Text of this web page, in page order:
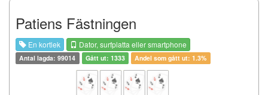
Patiens Fästningen
En kortlek Dator, surfplatta eller smartphone
Antal lagda: 99014 Gått ut: 1333 Andel som gått ut: 1.3%